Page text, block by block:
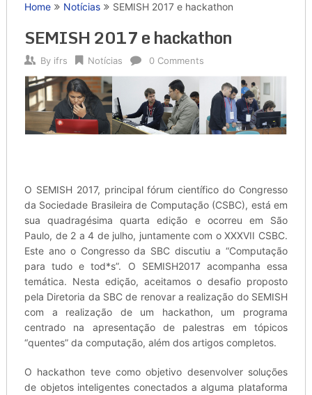
Home Notícias SEMISH 2017 e hackathon
SEMISH 2017 e hackathon
By ifrs Notícias 0 Comments
O SEMISH 2017, principal fórum científico do Congresso
da Sociedade Brasileira de Computação (CSBC), está em
sua quadragésima quarta edição e ocorreu em São
Paulo, de 2 a 4 de julho, juntamente com o XXXVII CSBC.
Este ano o Congresso da SBC discutiu a “Computação
para tudo e tod*s”. O SEMISH2017 acompanha essa
temática. Nesta edição, aceitamos o desafio proposto
pela Diretoria da SBC de renovar a realização do SEMISH
com a realização de um hackathon, um programa
centrado na apresentação de palestras em tópicos
“quentes” da computação, além dos artigos completos.
O hackathon teve como objetivo desenvolver soluções
de objetos inteligentes conectados a alguma plataforma